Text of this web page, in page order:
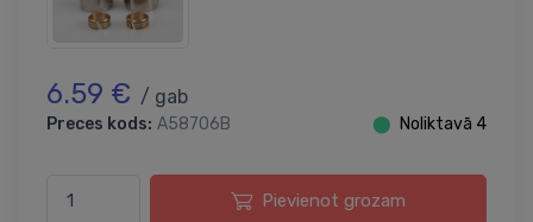
6.59 € / gab
Preces kods: A58706B ⬤ Noliktavā 4
Pievienot grozam